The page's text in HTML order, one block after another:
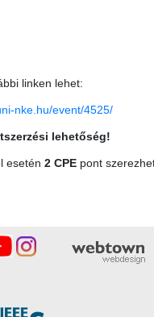
linken lehet:
nke.hu/event/4525/
lehetőség!
esetén 2 CPE pont